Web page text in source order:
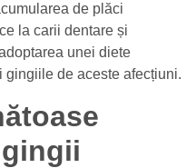
de plăci
la carii dentare și
unei diete
de aceste afecțiuni.